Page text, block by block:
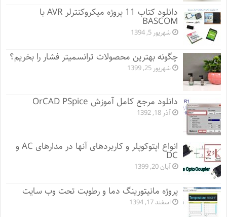
دانلود کتاب 11 پروژه میکروکنترلر AVR با
BASCOM
شهریور 5, 1394
چگونه بهترین محصولات ترانسمیتر فشار را بخریم؟
شهریور 25, 1399
دانلود مرجع کامل آموزش OrCAD PSpice
آذر 18, 1392
انواع اپتوکوپلر و کاربردهای آنها در مدارهای AC و
DC
آبان 20, 1399
پروژه مانيتورينگ دما و رطوبت تحت وب سایت
اسفند 17, 1394